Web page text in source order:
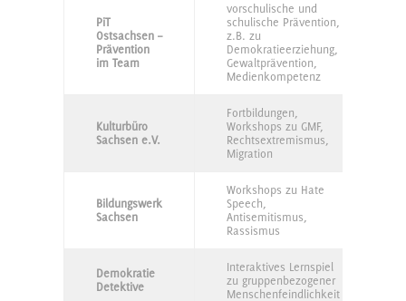
PiT
Ostsachsen –
Prävention
im Team
vorschulische und
schulische Prävention,
z.B. zu
Demokratieerziehung,
Gewaltprävention,
Medienkompetenz
Kulturbüro
Sachsen e.V.
Fortbildungen,
Workshops zu GMF,
Rechtsextremismus,
Migration
Bildungswerk
Sachsen
Workshops zu Hate
Speech,
Antisemitismus,
Rassismus
Demokratie
Detektive
Interaktives Lernspiel
zu gruppenbezogener
Menschenfeindlichkeit